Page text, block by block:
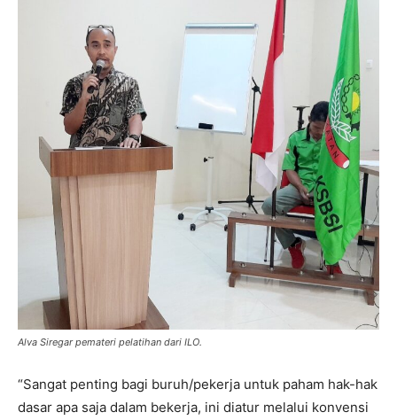
Alva Siregar pemateri pelatihan dari ILO.
“Sangat penting bagi buruh/pekerja untuk paham hak-hak
dasar apa saja dalam bekerja, ini diatur melalui konvensi